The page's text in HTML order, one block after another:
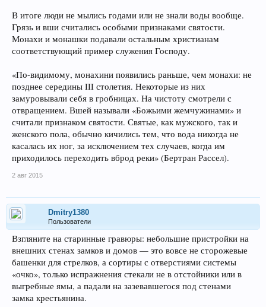
В итоге люди не мылись годами или не знали воды вообще.
Грязь и вши считались особыми признаками святости.
Монахи и монашки подавали остальным христианам
соответствующий пример служения Господу.
«По-видимому, монахини появились раньше, чем монахи: не
позднее середины III столетия. Некоторые из них
замуровывали себя в гробницах. На чистоту смотрели с
отвращением. Вшей называли «Божьими жемчужинами» и
считали признаком святости. Святые, как мужского, так и
женского пола, обычно кичились тем, что вода никогда не
касалась их ног, за исключением тех случаев, когда им
приходилось переходить вброд реки» (Бертран Рассел).
2 авг 2015
Dmitry1380
Пользователи
Взгляните на старинные гравюры: небольшие пристройки на
внешних стенах замков и домов — это вовсе не сторожевые
башенки для стрелков, а сортиры с отверстиями системы
«очко», только испражнения стекали не в отстойники или в
выгребные ямы, а падали на зазевавшегося под стенами
замка крестьянина.